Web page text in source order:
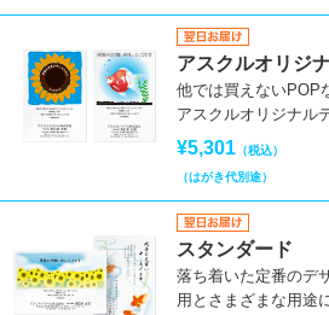
アスクルオリジ
他では買えないPOP
アスクルオリジナル
¥5,301 （税込）
（はがき代別途）
スタンダード
落ち着いた定番のデ
用とさまざまな用途